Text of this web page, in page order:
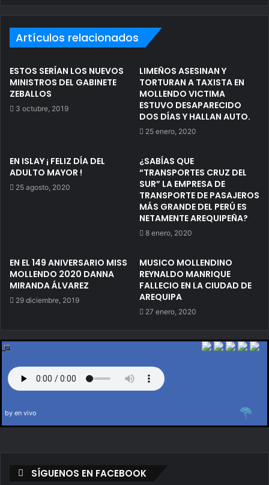
Artículos relacionados
ESTOS SERÍAN LOS NUEVOS
MINISTROS DEL GABINETE
ZEBALLOS
3 octubre, 2019
LIMEÑOS ASESINAN Y
TORTURAN A TAXISTA EN
MOLLENDO VICTIMA
ESTUVO DESAPARECIDO
DOS DÍAS Y HALLAN AUTO.
25 enero, 2020
EN ISLAY ¡ FELIZ DÍA DEL
ADULTO MAYOR !
25 agosto, 2020
¿SABÍAS QUE
“TRANSPORTES CRUZ DEL
SUR” LA EMPRESA DE
TRANSPORTE DE PASAJEROS
MÁS GRANDE DEL PERÚ ES
NETAMENTE AREQUIPEÑA?
8 enero, 2020
EN EL 149 ANIVERSARIO MISS
MOLLENDO 2020 DANNA
MIRANDA ÁLVAREZ
29 diciembre, 2019
MUSICO MOLLENDINO
REYNALDO MANRIQUE
FALLECIO EN LA CIUDAD DE
AREQUIPA
27 enero, 2020
by en vivo
SÍGUENOS EN FACEBOOK